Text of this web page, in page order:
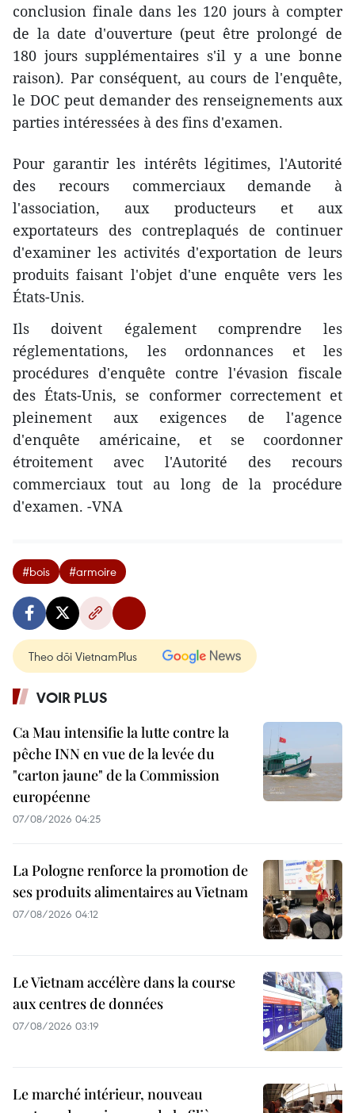
conclusion finale dans les 120 jours à compter
de la date d'ouverture (peut être prolongé de
180 jours supplémentaires s'il y a une bonne
raison). Par conséquent, au cours de l'enquête,
le DOC peut demander des renseignements aux
parties intéressées à des fins d'examen.
Pour garantir les intérêts légitimes, l'Autorité
des recours commerciaux demande à
l'association, aux producteurs et aux
exportateurs des contreplaqués de continuer
d'examiner les activités d'exportation de leurs
produits faisant l'objet d'une enquête vers les
États-Unis.
Ils doivent également comprendre les
réglementations, les ordonnances et les
procédures d'enquête contre l'évasion fiscale
des États-Unis, se conformer correctement et
pleinement aux exigences de l'agence
d'enquête américaine, et se coordonner
étroitement avec l'Autorité des recours
commerciaux tout au long de la procédure
d'examen. -VNA
#bois #armoire
Theo dõi VietnamPlus
VOIR PLUS
Ca Mau intensifie la lutte contre la
pêche INN en vue de la levée du
"carton jaune" de la Commission
européenne
07/08/2026 04:25
La Pologne renforce la promotion de
ses produits alimentaires au Vietnam
07/08/2026 04:12
Le Vietnam accélère dans la course
aux centres de données
07/08/2026 03:19
Le marché intérieur, nouveau